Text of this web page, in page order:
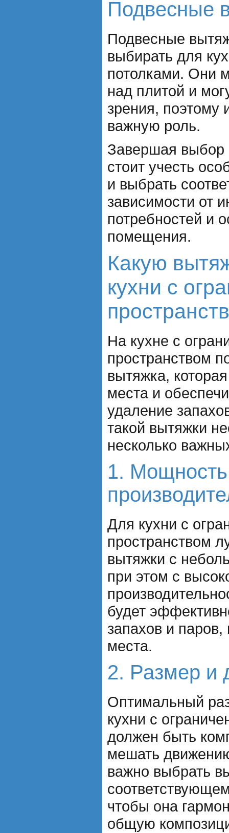
Подвесные
Подвесные
выбирать для
потолками. Они
над плитой и
зрения, поэтому
важную роль.
Завершая выбор
стоит учесть
и выбрать
зависимости от
потребностей и
помещения.
Какую
кухни с
На кухне с
пространством
вытяжка,
места и
удаление
такой вытяжки
несколько
1.
Для кухни с
пространством
вытяжки с
при этом с
будет
запахов и
места.
2. Размер и
Оптимальный
кухни с
должен быть
мешать
важно выбрать
чтобы она
общую